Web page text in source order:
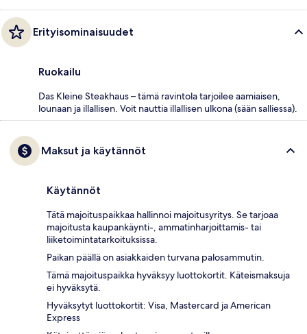
Erityisominaisuudet
Ruokailu
Das Kleine Steakhaus – tämä ravintola tarjoilee aamiaisen,
lounaan ja illallisen. Voit nauttia illallisen ulkona (sään salliessa).
Maksut ja käytännöt
Käytännöt
Tätä majoituspaikkaa hallinnoi majoitusyritys. Se tarjoaa
majoitusta kaupankäynti-, ammatinharjoittamis- tai
liiketoimintatarkoituksissa.
Paikan päällä on asiakkaiden turvana palosammutin.
Tämä majoituspaikka hyväksyy luottokortit. Käteismaksuja
ei hyväksytä.
Hyväksytyt luottokortit: Visa, Mastercard ja American
Express